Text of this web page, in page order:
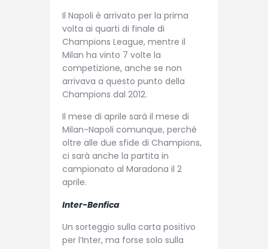
Il Napoli è arrivato per la prima
volta ai quarti di finale di
Champions League, mentre il
Milan ha vinto 7 volte la
competizione, anche se non
arrivava a questo punto della
Champions dal 2012.
Il mese di aprile sarà il mese di
Milan-Napoli comunque, perché
oltre alle due sfide di Champions,
ci sarà anche la partita in
campionato al Maradona il 2
aprile.
Inter-Benfica
Un sorteggio sulla carta positivo
per l’Inter, ma forse solo sulla